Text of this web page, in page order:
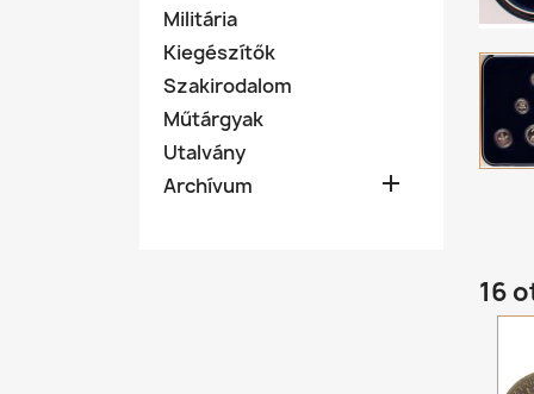
Militária
Kiegészítők
Szakirodalom
Műtárgyak
Utalvány
Archívum

16